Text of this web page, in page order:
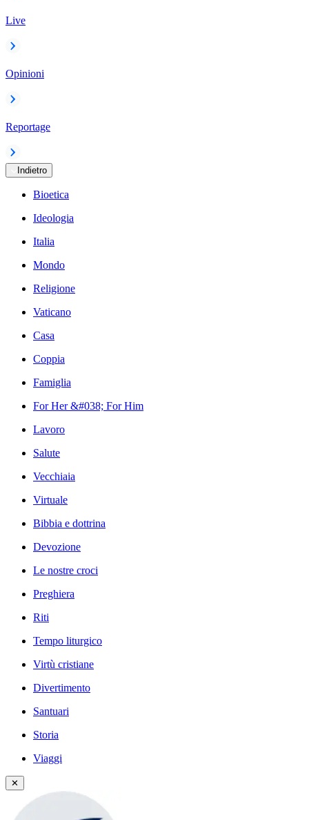
Live
Opinioni
Reportage
Indietro
Bioetica
Ideologia
Italia
Mondo
Religione
Vaticano
Casa
Coppia
Famiglia
For Her &#038; For Him
Lavoro
Salute
Vecchiaia
Virtuale
Bibbia e dottrina
Devozione
Le nostre croci
Preghiera
Riti
Tempo liturgico
Virtù cristiane
Divertimento
Santuari
Storia
Viaggi
✕